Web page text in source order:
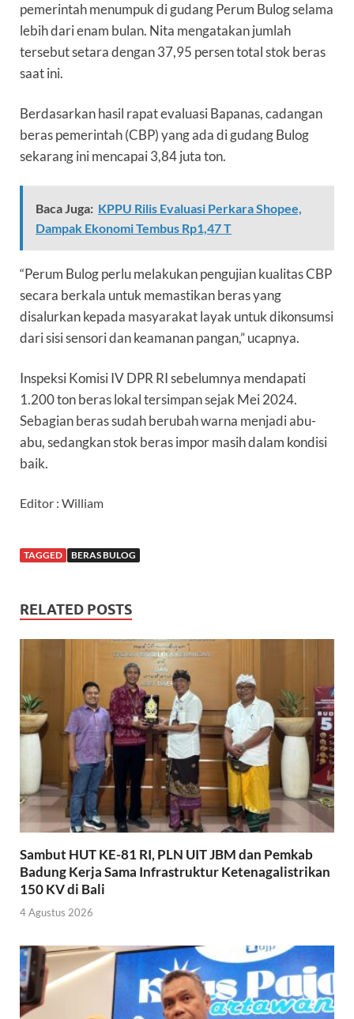
pemerintah menumpuk di gudang Perum Bulog selama
lebih dari enam bulan. Nita mengatakan jumlah
tersebut setara dengan 37,95 persen total stok beras
saat ini.
Berdasarkan hasil rapat evaluasi Bapanas, cadangan
beras pemerintah (CBP) yang ada di gudang Bulog
sekarang ini mencapai 3,84 juta ton.
Baca Juga: KPPU Rilis Evaluasi Perkara Shopee,
Dampak Ekonomi Tembus Rp1,47 T
“Perum Bulog perlu melakukan pengujian kualitas CBP
secara berkala untuk memastikan beras yang
disalurkan kepada masyarakat layak untuk dikonsumsi
dari sisi sensori dan keamanan pangan,” ucapnya.
Inspeksi Komisi IV DPR RI sebelumnya mendapati
1.200 ton beras lokal tersimpan sejak Mei 2024.
Sebagian beras sudah berubah warna menjadi abu-
abu, sedangkan stok beras impor masih dalam kondisi
baik.
Editor : William
TAGGED BERAS BULOG
RELATED POSTS
Sambut HUT KE-81 RI, PLN UIT JBM dan Pemkab
Badung Kerja Sama Infrastruktur Ketenagalistrikan
150 KV di Bali
4 Agustus 2026